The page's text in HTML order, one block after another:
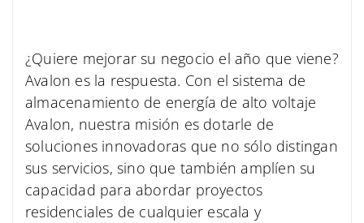
¿Quiere mejorar su negocio el año que viene?
Avalon es la respuesta. Con el sistema de
almacenamiento de energía de alto voltaje
Avalon, nuestra misión es dotarle de
soluciones innovadoras que no sólo distingan
sus servicios, sino que también amplíen su
capacidad para abordar proyectos
residenciales de cualquier escala y